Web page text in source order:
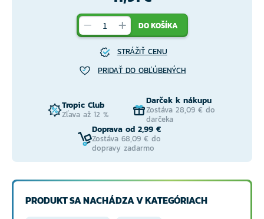
DO KOŠÍKA
STRÁŽIŤ CENU
PRIDAŤ DO OBĽÚBENÝCH
Tropic Club
Zľava až 12 %
Darček k nákupu
Zostáva 28,09 € do
darčeka
Doprava od 2,99 €
Zostáva 68,09 € do
dopravy zadarmo
PRODUKT SA NACHÁDZA V KATEGÓRIACH